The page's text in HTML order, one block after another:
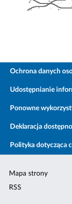
Ochrona danych
Udostępnianie
Ponowne
Deklaracja
Polityka dotycząca
Mapa strony
RSS